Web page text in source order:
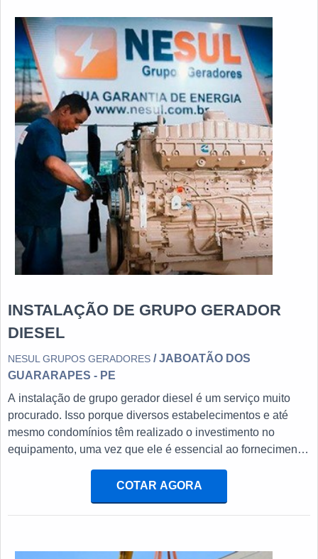
INSTALAÇÃO DE GRUPO GERADOR
DIESEL
NESUL GRUPOS GERADORES / JABOATÃO DOS
GUARARAPES - PE
A instalação de grupo gerador diesel é um serviço muito
procurado. Isso porque diversos estabelecimentos e até
mesmo condomínios têm realizado o investimento no
equipamento, uma vez que ele é essencial ao fornecimento
DIESEL Versátil, o gerador a diesel traz economia ao
usuário, já que os locais beneficiados com a estrutura não
têm aparelhos danificados por sobrecarga em casos de
geradores de diversos
COTAR AGORA